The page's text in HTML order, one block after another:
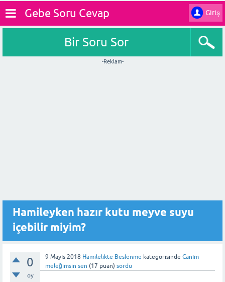
Giriş
Gebe Soru Cevap
Bir Soru Sor
-Reklam-
Hamileyken hazır kutu meyve suyu
içebilir miyim?
0
oy
9 Mayıs 2018 Hamilelikte Beslenme kategorisinde Canım
meleğimsin sen (17 puan) sordu